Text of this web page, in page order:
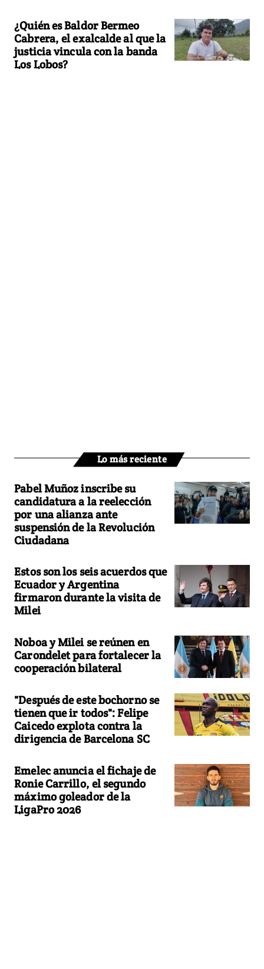
¿Quién es Baldor Bermeo
Cabrera, el exalcalde al que la
justicia vincula con la banda
Los Lobos?
Lo más reciente
Pabel Muñoz inscribe su
candidatura a la reelección
por una alianza ante
suspensión de la Revolución
Ciudadana
Estos son los seis acuerdos que
Ecuador y Argentina
firmaron durante la visita de
Milei
Noboa y Milei se reúnen en
Carondelet para fortalecer la
cooperación bilateral
"Después de este bochorno se
tienen que ir todos": Felipe
Caicedo explota contra la
dirigencia de Barcelona SC
Emelec anuncia el fichaje de
Ronie Carrillo, el segundo
máximo goleador de la
LigaPro 2026